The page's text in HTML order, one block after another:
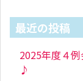
最近の投稿
2025年度４
♪